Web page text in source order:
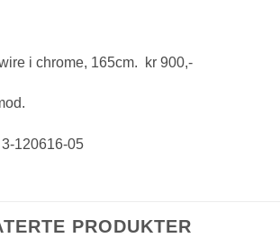
i chrome, 165cm. kr 900,-
3-120616-05
PRODUKTER